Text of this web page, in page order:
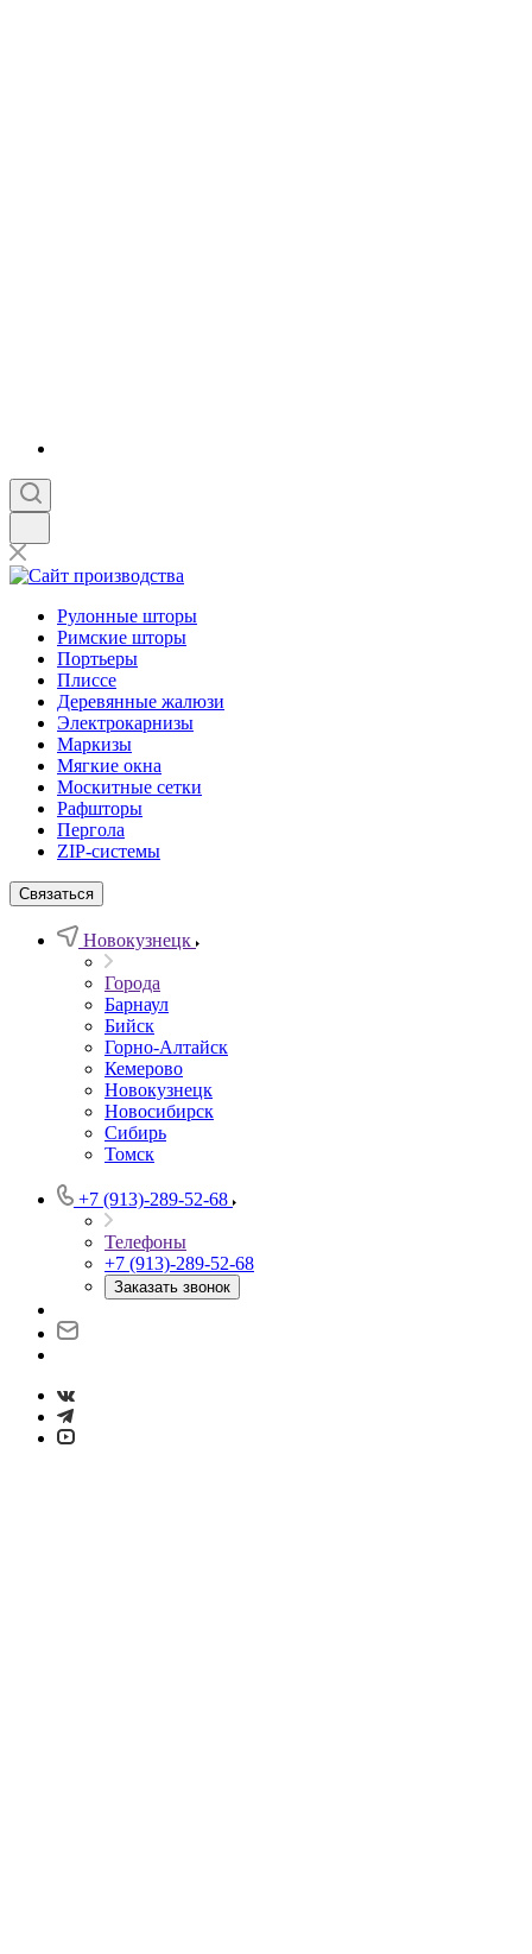
Рулонные шторы
Римские шторы
Портьеры
Плиссе
Деревянные жалюзи
Электрокарнизы
Маркизы
Мягкие окна
Москитные сетки
Рафшторы
Пергола
ZIP-системы
Связаться
Новокузнецк
Города
Барнаул
Бийск
Горно-Алтайск
Кемерово
Новокузнецк
Новосибирск
Сибирь
Томск
+7 (913)-289-52-68
Телефоны
+7 (913)-289-52-68
Заказать звонок